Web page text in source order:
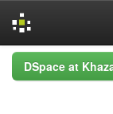
Skip
navigation
DSpace at